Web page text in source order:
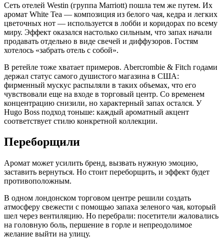
Сеть отелей Westin (группа Marriott) пошла тем же путем. Их
аромат White Tea — композиция из белого чая, кедра и легких
цветочных нот — используется в лобби и коридорах по всему
миру. Эффект оказался настолько сильным, что запах начали
продавать отдельно в виде свечей и диффузоров. Гостям
хотелось «забрать отель с собой».
В ретейле тоже хватает примеров. Abercrombie & Fitch годами
держал статус самого душистого магазина в США:
фирменный мускус распыляли в таких объемах, что его
чувствовали еще на входе в торговый центр. Со временем
концентрацию снизили, но характерный запах остался. У
Hugo Boss подход тоньше: каждый ароматный акцент
соответствует стилю конкретной коллекции.
Переборщили
Аромат может усилить бренд, вызвать нужную эмоцию,
заставить вернуться. Но стоит переборщить, и эффект будет
противоположным.
В одном лондонском торговом центре решили создать
атмосферу свежести с помощью запаха зеленого чая, который
шел через вентиляцию. Но перебрали: посетители жаловались
на головную боль, першение в горле и непреодолимое
желание выйти на улицу.